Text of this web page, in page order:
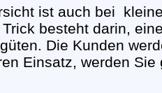
ist auch bei
besteht darin,
Die Kunden
Einsatz, werden